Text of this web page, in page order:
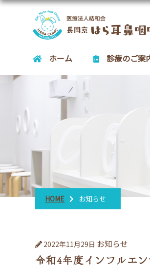
ホーム 診療のご案
HOME お知らせ
2022年11月29日 お知らせ
令和4年度インフルエ